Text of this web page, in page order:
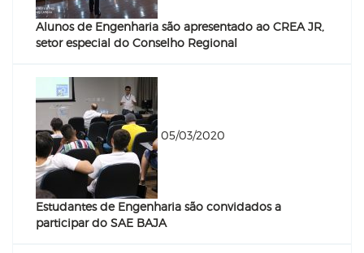
Alunos de Engenharia são apresentado ao CREA JR,
setor especial do Conselho Regional
05/03/2020
Estudantes de Engenharia são convidados a
participar do SAE BAJA